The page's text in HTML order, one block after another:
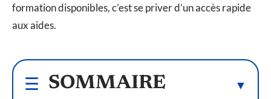
formation disponibles, c’est se priver d’un accès rapide
aux aides.
SOMMAIRE